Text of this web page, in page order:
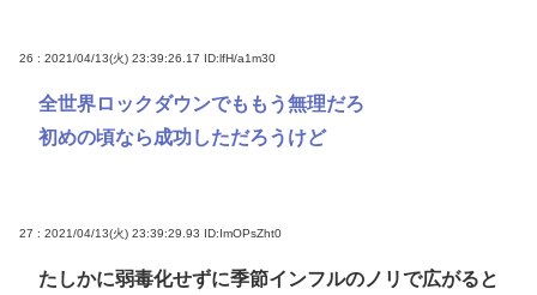
26 : 2021/04/13(火) 23:39:26.17 ID:lfH/a1m30
全世界ロックダウンでももう無理だろ
初めの頃なら成功しただろうけど
27 : 2021/04/13(火) 23:39:29.93 ID:ImOPsZht0
たしかに弱毒化せずに季節インフルのノリで広がると